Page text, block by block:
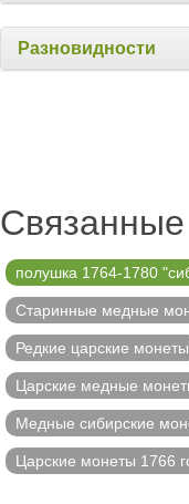
Разновидности
полушка 1764-1780
Старинные медные
Редкие царские монеты
Царские медные
Медные сибирские
Царские монеты 1766